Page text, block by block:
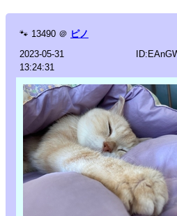
🐾 13490 ＠ ピノ
2023-05-31
13:24:31